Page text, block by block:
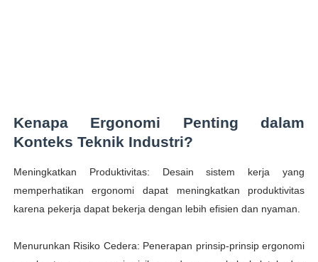
Kenapa Ergonomi Penting dalam
Konteks Teknik Industri?
Meningkatkan Produktivitas: Desain sistem kerja yang
memperhatikan ergonomi dapat meningkatkan produktivitas
karena pekerja dapat bekerja dengan lebih efisien dan nyaman.
Menurunkan Risiko Cedera: Penerapan prinsip-prinsip ergonomi